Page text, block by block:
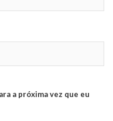
a próxima vez que eu